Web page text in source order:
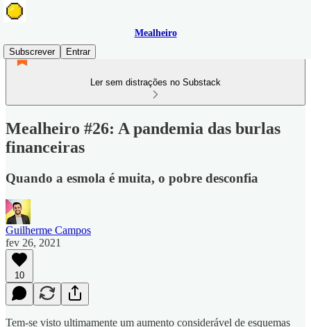
Mealheiro
Subscrever
Entrar
Ler sem distrações no Substack
Mealheiro #26: A pandemia das burlas
financeiras
Quando a esmola é muita, o pobre desconfia
Guilherme Campos
fev 26, 2021
10
Tem-se visto ultimamente um aumento considerável de esquemas